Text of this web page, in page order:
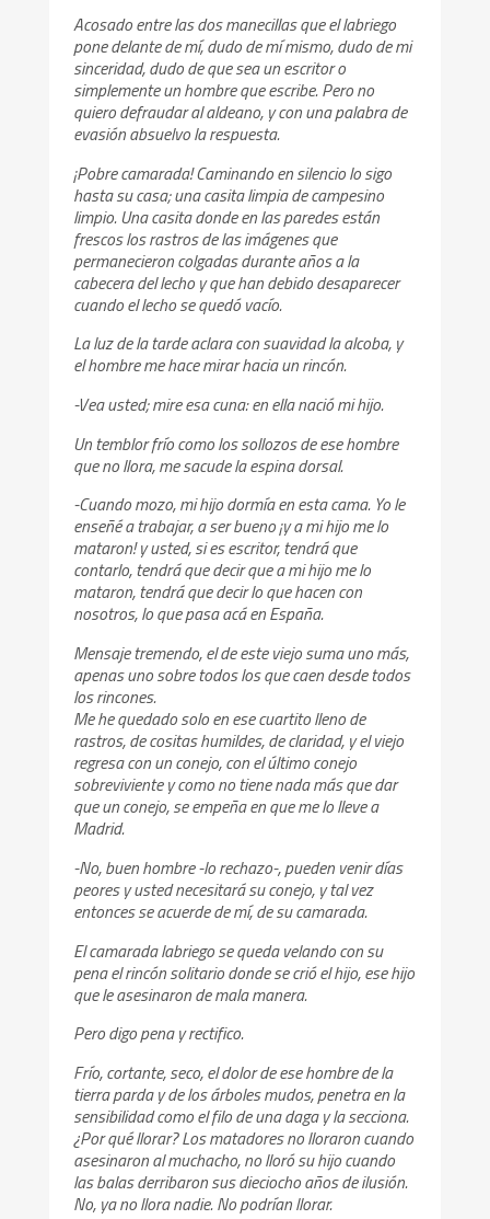
Acosado entre las dos manecillas que el labriego
pone delante de mí, dudo de mí mismo, dudo de mi
sinceridad, dudo de que sea un escritor o
simplemente un hombre que escribe. Pero no
quiero defraudar al aldeano, y con una palabra de
evasión absuelvo la respuesta.
¡Pobre camarada! Caminando en silencio lo sigo
hasta su casa; una casita limpia de campesino
limpio. Una casita donde en las paredes están
frescos los rastros de las imágenes que
permanecieron colgadas durante años a la
cabecera del lecho y que han debido desaparecer
cuando el lecho se quedó vacío.
La luz de la tarde aclara con suavidad la alcoba, y
el hombre me hace mirar hacia un rincón.
-Vea usted; mire esa cuna: en ella nació mi hijo.
Un temblor frío como los sollozos de ese hombre
que no llora, me sacude la espina dorsal.
-Cuando mozo, mi hijo dormía en esta cama. Yo le
enseñé a trabajar, a ser bueno ¡y a mi hijo me lo
mataron! y usted, si es escritor, tendrá que
contarlo, tendrá que decir que a mi hijo me lo
mataron, tendrá que decir lo que hacen con
nosotros, lo que pasa acá en España.
Mensaje tremendo, el de este viejo suma uno más,
apenas uno sobre todos los que caen desde todos
los rincones.
Me he quedado solo en ese cuartito lleno de
rastros, de cositas humildes, de claridad, y el viejo
regresa con un conejo, con el último conejo
sobreviviente y como no tiene nada más que dar
que un conejo, se empeña en que me lo lleve a
Madrid.
-No, buen hombre -lo rechazo-, pueden venir días
peores y usted necesitará su conejo, y tal vez
entonces se acuerde de mí, de su camarada.
El camarada labriego se queda velando con su
pena el rincón solitario donde se crió el hijo, ese hijo
que le asesinaron de mala manera.
Pero digo pena y rectifico.
Frío, cortante, seco, el dolor de ese hombre de la
tierra parda y de los árboles mudos, penetra en la
sensibilidad como el filo de una daga y la secciona.
¿Por qué llorar? Los matadores no lloraron cuando
asesinaron al muchacho, no lloró su hijo cuando
las balas derribaron sus dieciocho años de ilusión.
No, ya no llora nadie. No podrían llorar.